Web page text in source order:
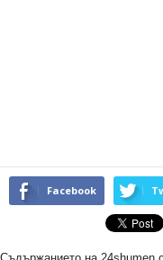
Facebook